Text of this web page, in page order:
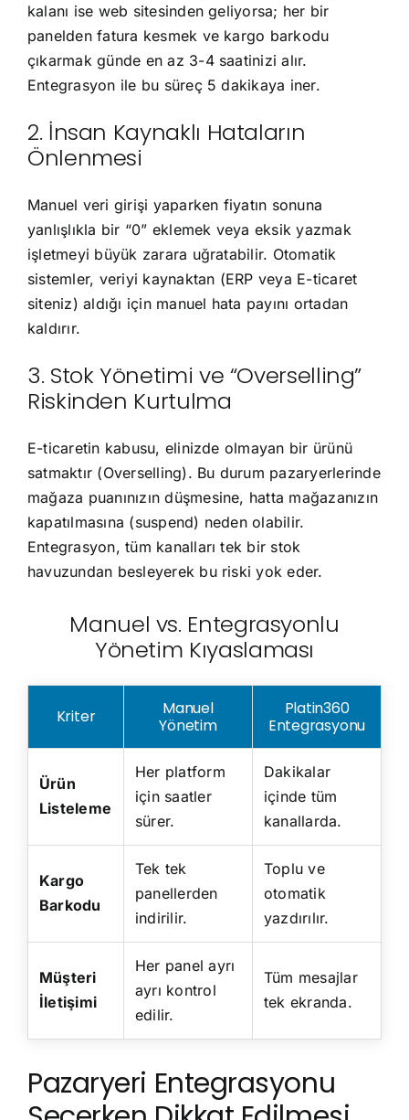
kalanı ise web sitesinden geliyorsa; her bir
panelden fatura kesmek ve kargo barkodu
çıkarmak günde en az 3-4 saatinizi alır.
Entegrasyon ile bu süreç 5 dakikaya iner.
2. İnsan Kaynaklı Hataların
Önlenmesi
Manuel veri girişi yaparken fiyatın sonuna
yanlışlıkla bir “0” eklemek veya eksik yazmak
işletmeyi büyük zarara uğratabilir. Otomatik
sistemler, veriyi kaynaktan (ERP veya E-ticaret
siteniz) aldığı için manuel hata payını ortadan
kaldırır.
3. Stok Yönetimi ve “Overselling”
Riskinden Kurtulma
E-ticaretin kabusu, elinizde olmayan bir ürünü
satmaktır (Overselling). Bu durum pazaryerlerinde
mağaza puanınızın düşmesine, hatta mağazanızın
kapatılmasına (suspend) neden olabilir.
Entegrasyon, tüm kanalları tek bir stok
havuzundan besleyerek bu riski yok eder.
Manuel vs. Entegrasyonlu
Yönetim Kıyaslaması
Kriter
Manuel
Yönetim
Platin360
Entegrasyonu
Ürün
Listeleme
Her platform
için saatler
sürer.
Dakikalar
içinde tüm
kanallarda.
Kargo
Barkodu
Tek tek
panellerden
indirilir.
Toplu ve
otomatik
yazdırılır.
Müşteri
İletişimi
Her panel ayrı
ayrı kontrol
edilir.
Tüm mesajlar
tek ekranda.
Pazaryeri Entegrasyonu